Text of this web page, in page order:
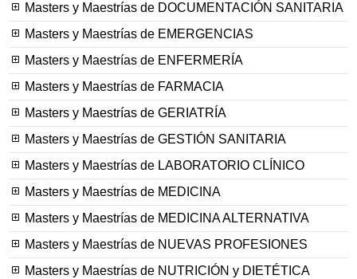
Masters y Maestrías de DOCUMENTACIÓN SANITARIA
Masters y Maestrías de EMERGENCIAS
Masters y Maestrías de ENFERMERÍA
Masters y Maestrías de FARMACIA
Masters y Maestrías de GERIATRÍA
Masters y Maestrías de GESTIÓN SANITARIA
Masters y Maestrías de LABORATORIO CLÍNICO
Masters y Maestrías de MEDICINA
Masters y Maestrías de MEDICINA ALTERNATIVA
Masters y Maestrías de NUEVAS PROFESIONES
Masters y Maestrías de NUTRICIÓN y DIETÉTICA